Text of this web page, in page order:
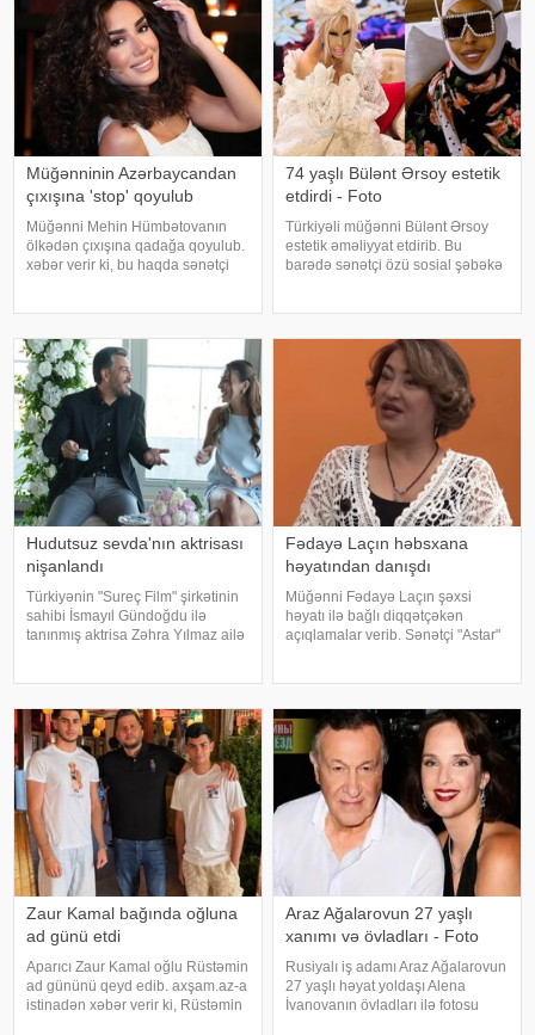
Müğənninin Azərbaycandan
çıxışına 'stop' qoyulub
Müğənni Mehin Hümbətovanın
ölkədən çıxışına qadağa qoyulub.
xəbər verir ki, bu haqda sənətçi
bilmirəm. "Stop"u
74 yaşlı Bülənt Ərsoy estetik
etdirdi - Foto
Türkiyəli müğənni Bülənt Ərsoy
estetik əməliyyat etdirib. Bu
barədə sənətçi özü sosial şəbəkə
edib:. "Hörmətli izləyicilərim
Hudutsuz sevda'nın aktrisası
nişanlandı
Türkiyənin "Sureç Film" şirkətinin
sahibi İsmayıl Gündoğdu ilə
tanınmış aktrisa Zəhra Yılmaz ailə
aləmindən tanınmış simala
Fədayə Laçın həbsxana
həyatından danışdı
Müğənni Fədayə Laçın şəxsi
həyatı ilə bağlı diqqətçəkən
açıqlamalar verib. Sənətçi "Astar"
xəyanət etdikdən sonra
valideynlər
Zaur Kamal bağında oğluna
ad günü etdi
Aparıcı Zaur Kamal oğlu Rüstəmin
ad gününü qeyd edib. axşam.az-a
istinadən xəbər verir ki, Rüstəmin
Araz Ağalarovun 27 yaşlı
xanımı və övladları - Foto
Rusiyalı iş adamı Araz Ağalarovun
27 yaşlı həyat yoldaşı Alena
İvanovanın övladları ilə fotosu